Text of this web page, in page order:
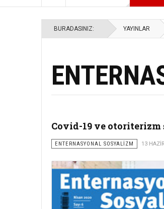
BURADASINIZ: YAYINLAR
Covid-19 ve otoriterizm
ENTERNASYONAL SOSYALİZM 13